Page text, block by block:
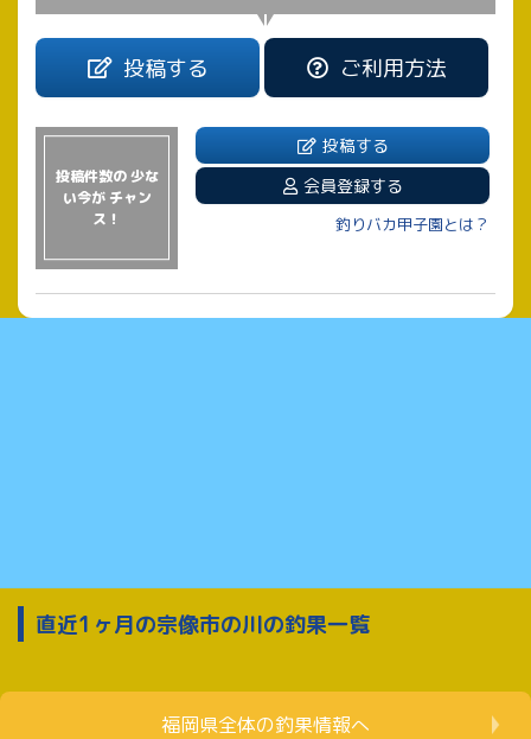
投稿する ご利用方法
投稿件数の 少な
い今が チャン
ス！
投稿する
会員登録する
釣りバカ甲子園とは？
直近1ヶ月の宗像市の川の釣果一覧
福岡県全体の釣果情報へ